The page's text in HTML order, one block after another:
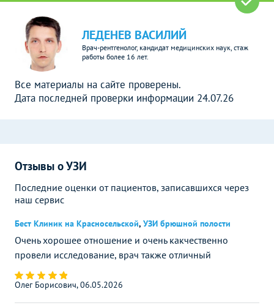
ЛЕДЕНЕВ ВАСИЛИЙ
Врач-рентгенолог, кандидат медицинских наук, стаж
работы более 16 лет.
Все материалы на сайте проверены.
Дата последней проверки информации 24.07.26
Отзывы о УЗИ
Последние оценки от пациентов, записавшихся через
наш сервис
Бест Клиник на Красносельской, УЗИ брюшной полости
Очень хорошее отношение и очень какчественно
провели исследование, врач также отличный
Олег Борисович, 06.05.2026